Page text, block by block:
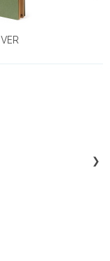
VER
❯